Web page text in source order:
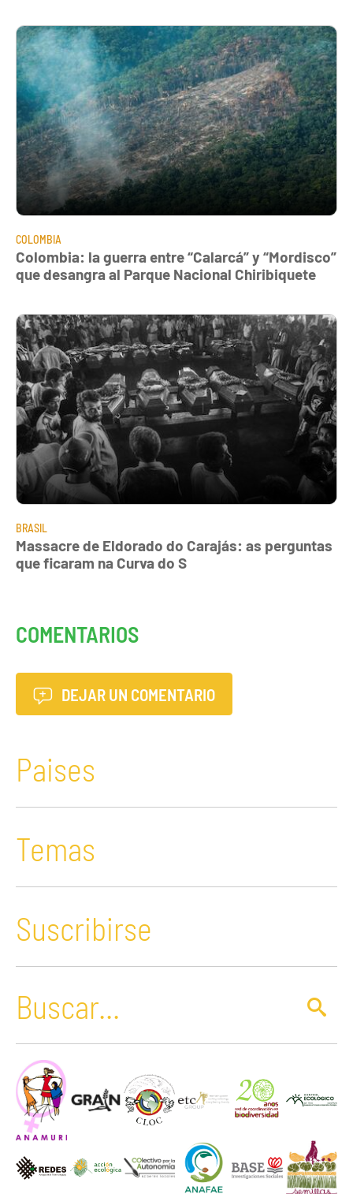
COLOMBIA
Colombia: la guerra entre “Calarcá” y “Mordisco”
que desangra al Parque Nacional Chiribiquete
BRASIL
Massacre de Eldorado do Carajás: as perguntas
que ficaram na Curva do S
COMENTARIOS
DEJAR UN COMENTARIO
Paises
Temas
Suscribirse